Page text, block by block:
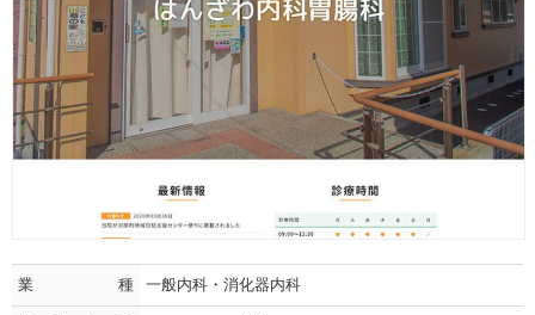
業種 一般内科・消化器内科